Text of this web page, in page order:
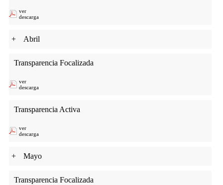
ver
descarga
+ Abril
Transparencia Focalizada
ver
descarga
Transparencia Activa
ver
descarga
+ Mayo
Transparencia Focalizada